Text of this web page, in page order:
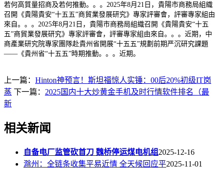
若何高質量招商及若何推動。。。2025年8月21日，貴陽市商務局組織
召開《貴陽貴安“十五五”商貿業發展研究》專家評審會，評審專家組由
來自。。。2025年8月21日，貴陽市商務局組織召開《貴陽貴安“十五
五”商貿業發展研究》專家評審會，評審專家組由來自。。。近期，中
商產業研究院專家團隊赴貴州省開展“十五五”規劃前期严沉研究課題
——《貴州省“十五五”時期推動。。。近期。
上一篇： Hinton神预言！斯坦福惊人实锤：00后20%初级IT岗
蒸 下一篇： 2025国内十大炒黄金手机及时行情软件排名（最
新
相关新闻
自备电厂监管砍首刀 魏桥停运煤电机组 2025-12-16
滁州：全链条收集平易近情 全天候回应平2025-11-01